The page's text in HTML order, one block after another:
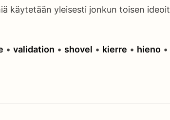
käytetään yleisesti jonkun toisen
• validation • shovel • kierre • hieno •